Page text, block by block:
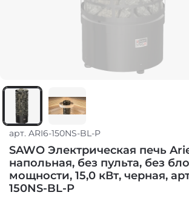
арт. ARI6-150NS-BL-P
SAWO Электрическая печь
напольная, без пульта, без
мощности, 15,0 кВт, черная,
150NS-BL-P